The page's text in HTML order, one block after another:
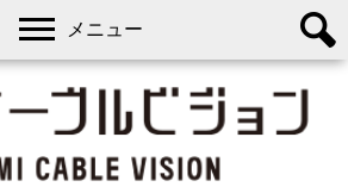
メニュー